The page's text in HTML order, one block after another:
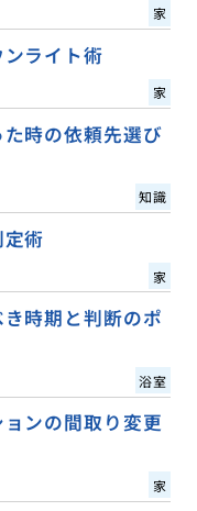
家
ライト術
家
時の依頼先選び
知識
術
家
時期と判断のポ
浴室
ンの間取り変更
家